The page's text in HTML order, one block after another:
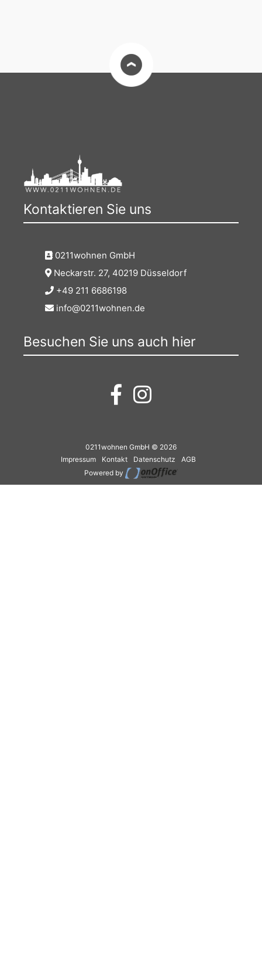
Kontaktieren Sie uns
0211wohnen GmbH
Neckarstr. 27, 40219 Düsseldorf
+49 211 6686198
info@0211wohnen.de
Besuchen Sie uns auch hier
0211wohnen GmbH © 2026
Impressum
Kontakt Datenschutz
AGB
Powered by